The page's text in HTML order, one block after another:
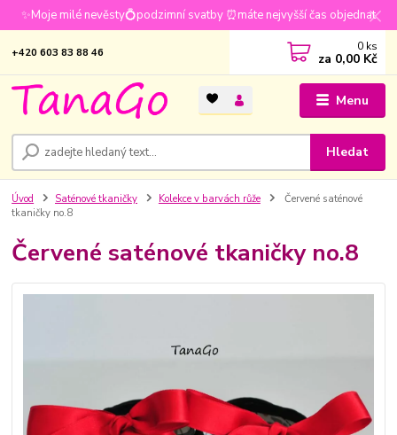
✨Moje milé nevěsty💍podzimní svatby ⏰máte nejvyšší čas objednat
Menu
Hledat
+420 603 83 88 46 0 ks
za 0,00 Kč
Úvod Saténové tkaničky Kolekce v barvách růže
Červené saténové
tkaničky no.8
Červené saténové tkaničky no.8